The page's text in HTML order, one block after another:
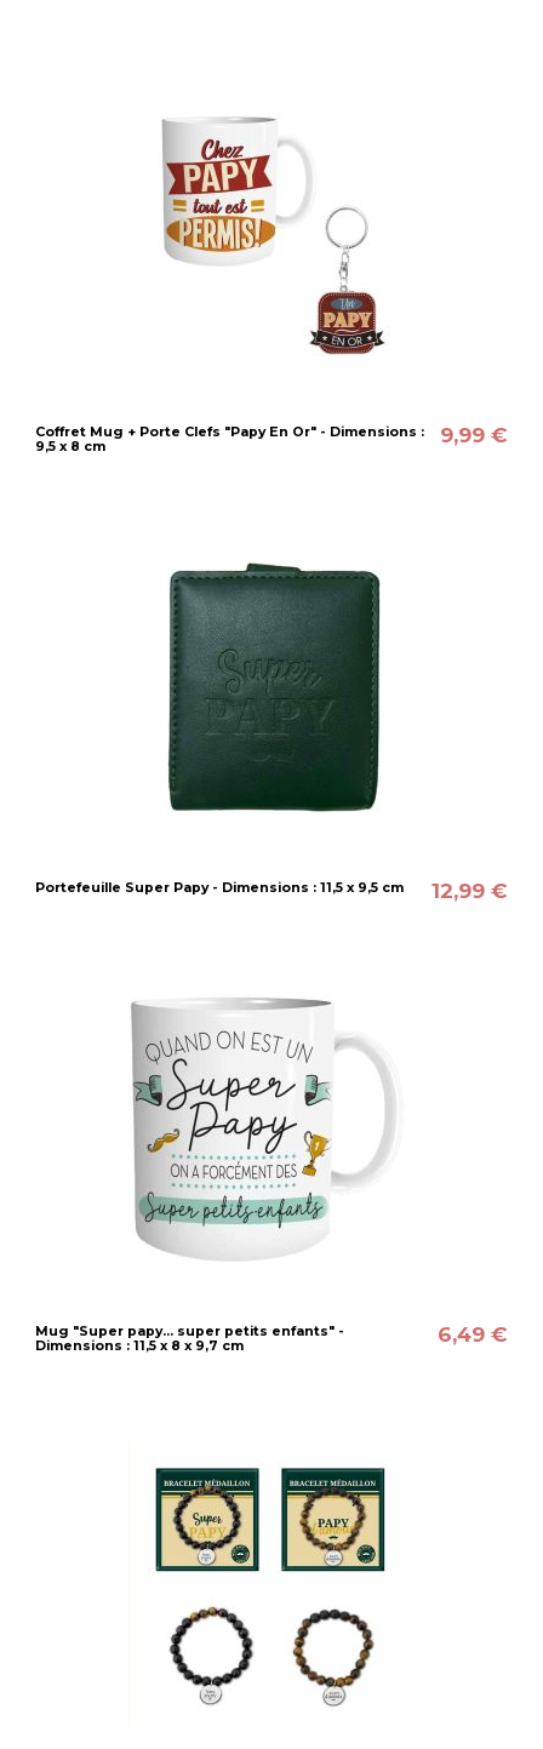
Coffret Mug + Porte Clefs "Papy En Or" - Dimensions :
9,5 x 8 cm
9,99 €
Portefeuille Super Papy - Dimensions : 11,5 x 9,5 cm 12,99 €
Mug "Super papy... super petits enfants" -
Dimensions : 11,5 x 8 x 9,7 cm
6,49 €